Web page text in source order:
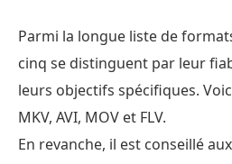
Parmi la longue liste de
cinq se distinguent par leur
leurs objectifs spécifiques.
MKV, AVI, MOV et FLV.
En revanche, il est conseillé